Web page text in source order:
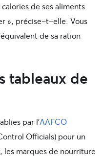
de ses aliments
», précise-t-elle. Vous
de sa ration
tableaux de
par l’AAFCO
Officials) pour un
les marques de nourriture